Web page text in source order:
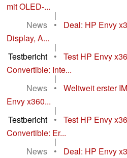
mit OLED-...
|
News
•
Deal: HP Envy
Display, A...
|
Testbericht
•
Test HP Envy
Convertible: Inte...
|
News
•
Weltweit erster
Envy x360...
|
Testbericht
•
Test HP Envy
Convertible: Er...
|
News
•
Deal: HP Envy